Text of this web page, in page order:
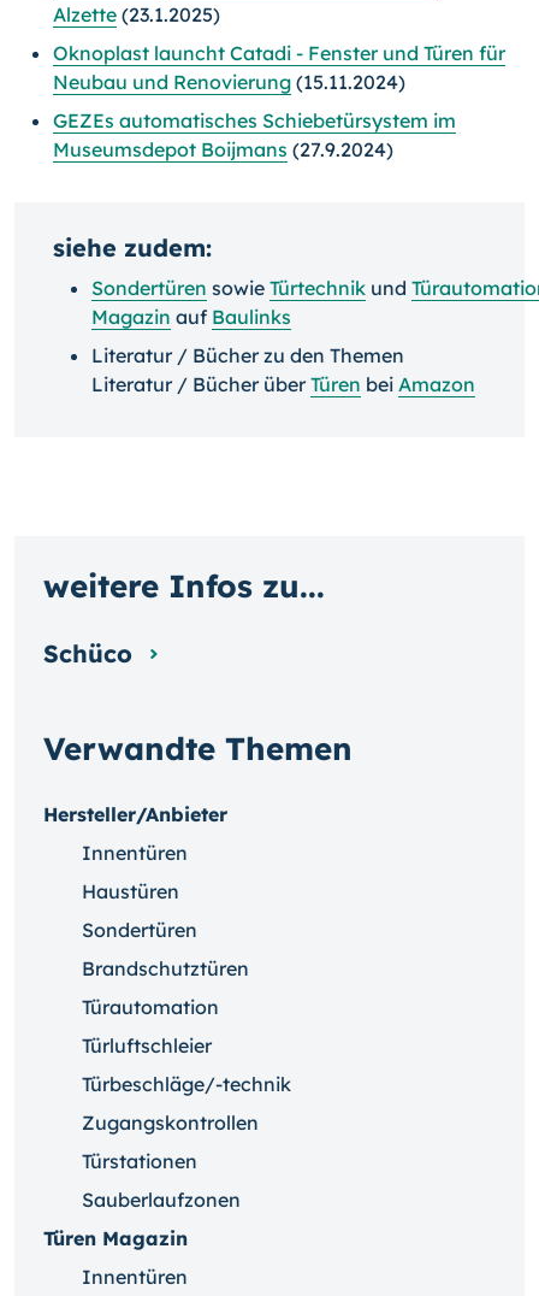
Alzette (23.1.2025)
Oknoplast launcht Catadi - Fenster und Türen für
Neubau und Renovierung (15.11.2024)
GEZEs automatisches Schiebetürsystem im
Museumsdepot Boijmans (27.9.2024)
siehe zudem:
Sondertüren sowie Türtechnik und
Magazin auf Baulinks
Literatur / Bücher zu den Themen
Literatur / Bücher überTüren bei Amazon
Verwandte Themen
Hersteller/Anbieter
Innentüren
Haustüren
Sondertüren
Brandschutztüren
Türautomation
Türluftschleier
Türbeschläge/-technik
Zugangskontrollen
Türstationen
Sauberlaufzonen
Türen Magazin
Innentüren
weitere Infos zu...
Schüco